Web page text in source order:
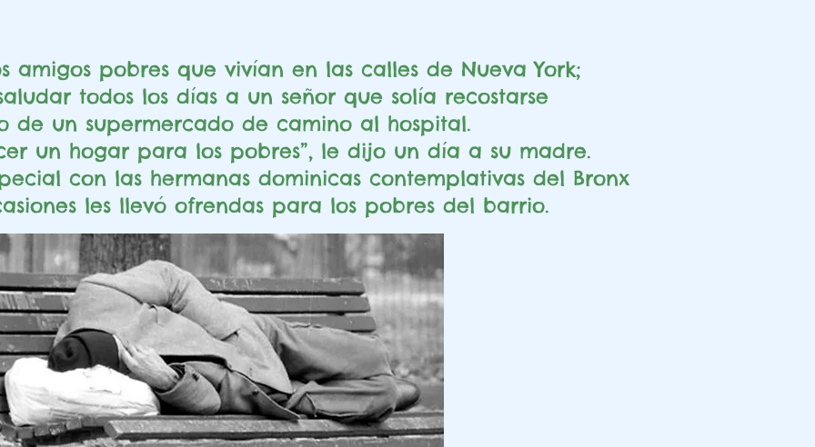
amigos pobres que vivían en las calles de Nueva York;
todos los días a un señor que solía recostarse
de un supermercado de camino al hospital.
un hogar para los pobres”, le dijo un día a su madre.
con las hermanas dominicas contemplativas del Bronx
les llevó ofrendas para los pobres del barrio.